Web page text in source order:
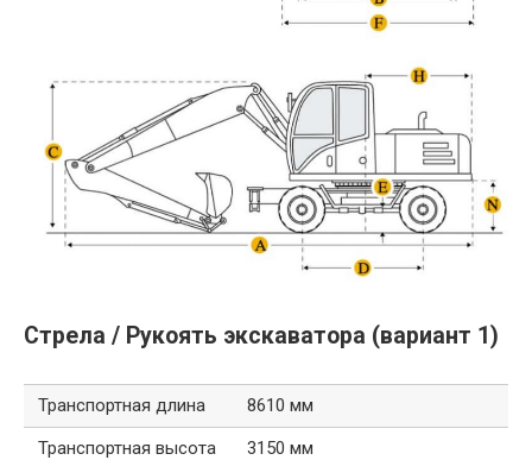
Стрела / Рукоять экскаватора (вариант 1)
Транспортная длина
8610 мм
Транспортная высота
3150 мм